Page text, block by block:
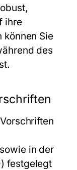
ihre
können Sie
des
in der
festgelegt